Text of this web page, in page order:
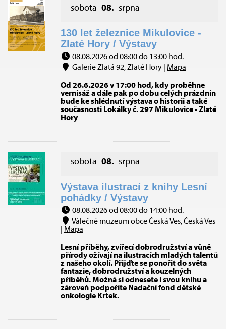
sobota 08. srpna
130 let železnice Mikulovice -
Zlaté Hory / Výstavy
08.08.2026 od 08:00 do 13:00 hod.
Galerie Zlatá 92, Zlaté Hory | Mapa
Od 26.6.2026 v 17:00 hod, kdy proběhne
vernisáž a dále pak po dobu celých prázdnin
bude ke shlédnutí výstava o historii a také
současnosti Lokálky č. 297 Mikulovice - Zlaté
Hory
sobota 08. srpna
Výstava ilustrací z knihy Lesní
pohádky / Výstavy
08.08.2026 od 08:00 do 14:00 hod.
Válečné muzeum obce Česká Ves, Česká Ves
| Mapa
Lesní příběhy, zvířecí dobrodružství a vůně
přírody ožívají na ilustracích mladých talentů
z našeho okolí. Přijďte se ponořit do světa
fantazie, dobrodružství a kouzelných
příběhů. Možná si odnesete i svou knihu a
zároveň podpoříte Nadační fond dětské
onkologie Krtek.